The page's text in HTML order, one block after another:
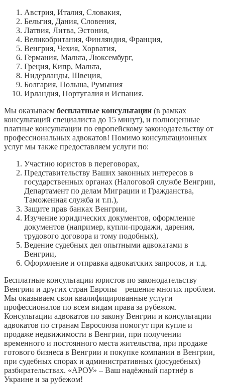
Австрия, Италия, Словакия,
Бельгия, Дания, Словения,
Латвия, Литва, Эстония,
Великобритания, Финляндия, Франция,
Венгрия, Чехия, Хорватия,
Германия, Мальта, Люксембург,
Греция, Кипр, Мальта,
Нидерланды, Швеция,
Болгария, Польша, Румыния
Ирландия, Португалия и Испания.
Мы оказываем бесплатные консультации (в рамках
консультаций специалиста до 15 минут), и полноценные
платные консультации по европейскому законодательству от
профессиональных адвокатов! Помимо консультационных
услуг мы также предоставляем услуги по:
Участию юристов в переговорах,
Представительству Ваших законных интересов в
государственных органах (Налоговой службе Венгрии,
Департамент по делам Миграции и Гражданства,
Таможенная служба и т.п.),
Защите прав банках Венгрии,
Изучение юридических документов, оформление
документов (например, купли-продажи, дарения,
трудового договора и тому подобных),
Ведение судебных дел опытными адвокатами в
Венгрии,
Оформление и отправка адвокатских запросов, и т.д.
Бесплатные консультации юристов по законодательству
Венгрии и других стран Европы – решение многих проблем.
Мы оказываем свои квалифицированные услуги
профессионалов по всем видам права за рубежом.
Консультации адвокатов по закону Венгрии и консультации
адвокатов по странам Евросоюза помогут при купле и
продаже недвижимости в Венгрии, при получении
временного и постоянного места жительства, при продаже
готового бизнеса в Венгрии и покупке компании в Венгрии,
при судебных спорах и административных (досудебных)
разбирательствах. «АРОУ» – Ваш надёжный партнёр в
Украине и за рубежом!